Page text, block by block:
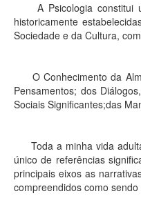
A Psicologia constitui
historicamente
Sociedade e da Cultura,
O Conhecimento da
Pensamentos; dos
Sociais Significantes;das
Toda a minha vida
único de referências
principais eixos as
compreendidos como